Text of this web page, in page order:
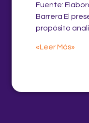
Fuente:
Barrera El
propósito
«Leer Más»